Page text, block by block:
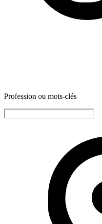
Profession ou mots-clés